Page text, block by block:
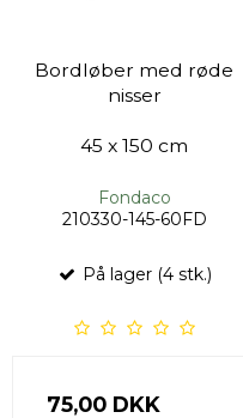
Bordløber med røde
nisser
45 x 150 cm
Fondaco
210330-145-60FD
På lager (4 stk.)
75,00 DKK